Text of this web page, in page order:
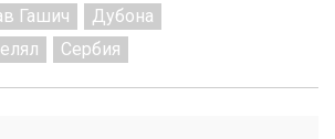
Гашич
Дубона
Сербия